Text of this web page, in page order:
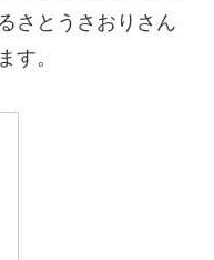
さとうさおりさん
す。